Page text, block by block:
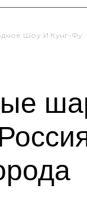
Шоу И Кунг-